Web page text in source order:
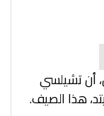
أن تشيلسي
هذا الصيف.